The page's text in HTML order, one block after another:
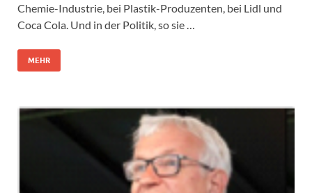
Chemie-Industrie, bei Plastik-Produzenten, bei Lidl und
Coca Cola. Und in der Politik, so sie …
MEHR